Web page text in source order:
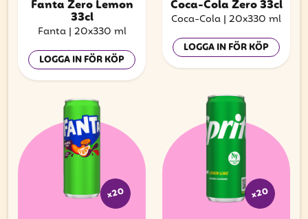
Fanta Zero Lemon
33cl
Fanta | 20x330 ml
LOGGA IN FÖR KÖP
Coca-Cola Zero 33cl
Coca-Cola | 20x330 ml
LOGGA IN FÖR KÖP
x20 x20